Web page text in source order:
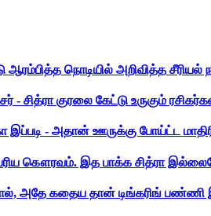
ஆரம்பித்த நொடியில் அறிவித்த
- சித்ரா குரலை கேட்டு உருகும்
- அதான் ஊருக்கு போய்ட்ட
கௌரவம். இத பாக்க சித்ரா
அதே கதைய தான் டிங்கரிங் பண்ணி